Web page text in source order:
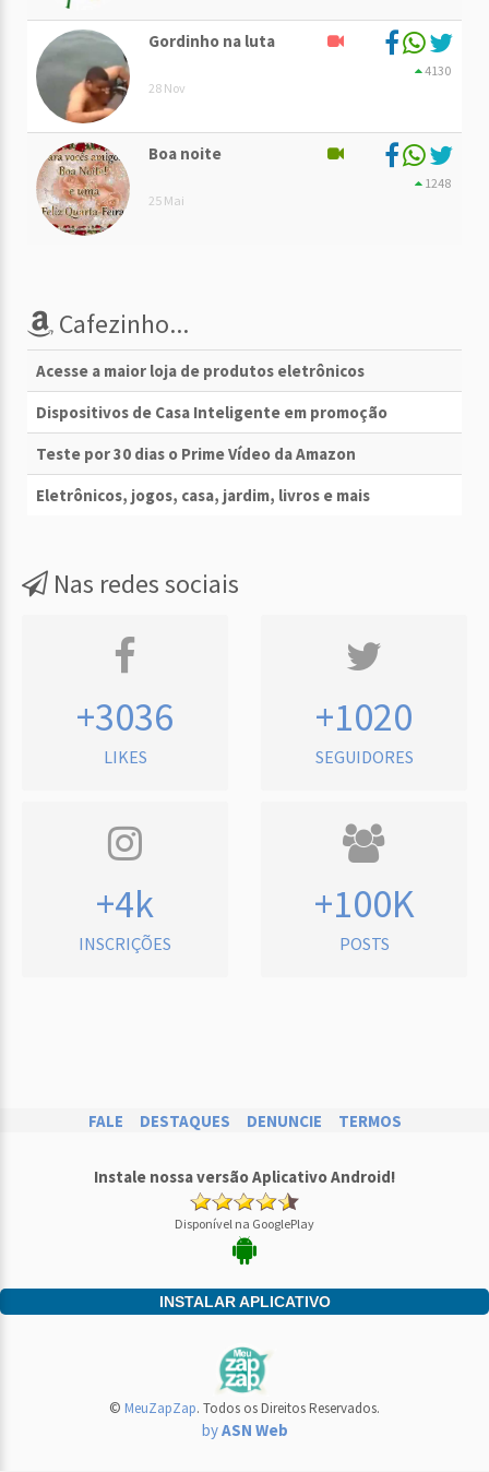
Gordinho na luta
28 Nov
4130
Boa noite
25 Mai
1248
Cafezinho...
Acesse a maior loja de produtos eletrônicos
Dispositivos de Casa Inteligente em promoção
Teste por 30 dias o Prime Vídeo da Amazon
Eletrônicos, jogos, casa, jardim, livros e mais
Nas redes sociais
+3036
LIKES
+1020
SEGUIDORES
+4k
INSCRIÇÕES
+100K
POSTS
FALE DESTAQUES DENUNCIE TERMOS
Instale nossa versão Aplicativo Android!
Disponível na GooglePlay
INSTALAR APLICATIVO
© MeuZapZap. Todos os Direitos Reservados.
byASN Web